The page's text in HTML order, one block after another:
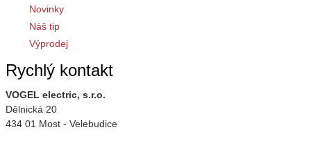
Novinky
Náš tip
Výprodej
Rychlý kontakt
VOGEL electric, s.r.o.
Dělnická 20
434 01 Most - Velebudice